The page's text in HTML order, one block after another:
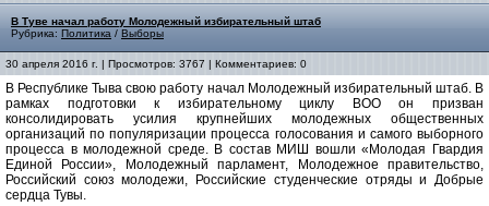
В Туве начал работу Молодежный избирательный штаб
Рубрика: Политика / Выборы
30 апреля 2016 г. | Просмотров: 3767 | Комментариев: 0
В Республике Тыва свою работу начал Молодежный избирательный штаб. В
рамках подготовки к избирательному циклу ВОО он призван
консолидировать усилия крупнейших молодежных общественных
организаций по популяризации процесса голосования и самого выборного
процесса в молодежной среде. В состав МИШ вошли «Молодая Гвардия
Единой России», Молодежный парламент, Молодежное правительство,
Российский союз молодежи, Российские студенческие отряды и Добрые
сердца Тувы.